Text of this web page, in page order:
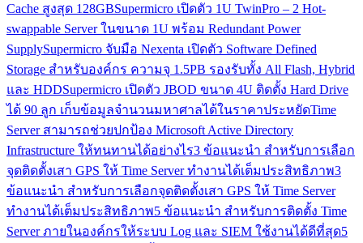
Cache สูงสุด 128GBSupermicro เปิดตัว 1U TwinPro – 2 Hot-
swappable Server ในขนาด 1U พร้อม Redundant Power
SupplySupermicro จับมือ Nexenta เปิดตัว Software Defined
Storage สำหรับองค์กร ความจุ 1.5PB รองรับทั้ง All Flash, Hybrid
และ HDDSupermicro เปิดตัว JBOD ขนาด 4U ติดตั้ง Hard Drive
ได้ 90 ลูก เก็บข้อมูลจำนวนมหาศาลได้ในราคาประหยัดTime
Server สามารถช่วยปกป้อง Microsoft Active Directory
Infrastructure ให้ทนทานได้อย่างไร3 ข้อแนะนำ สำหรับการเลือก
จุดติดตั้งเสา GPS ให้ Time Server ทำงานได้เต็มประสิทธิภาพ3
ข้อแนะนำ สำหรับการเลือกจุดติดตั้งเสา GPS ให้ Time Server
ทำงานได้เต็มประสิทธิภาพ5 ข้อแนะนำ สำหรับการติดตั้ง Time
Server ภายในองค์กรให้ระบบ Log และ SIEM ใช้งานได้ดีที่สุด5